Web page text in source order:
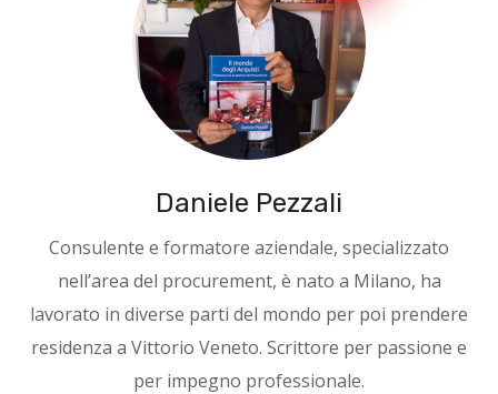
Daniele Pezzali
Consulente e formatore aziendale, specializzato
nell’area del procurement, è nato a Milano, ha
lavorato in diverse parti del mondo per poi prendere
residenza a Vittorio Veneto. Scrittore per passione e
per impegno professionale.